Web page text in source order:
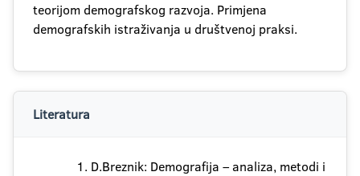
teorijom demografskog razvoja. Primjena
demografskih istraživanja u društvenoj praksi.
Literatura
D.Breznik: Demografija – analiza, metodi i